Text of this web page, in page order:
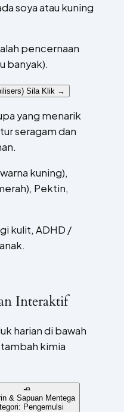
soya atau kuning
pencernaan
banyak).
Sila Klik →
yang menarik
seragam dan
kuning),
Pektin,
kulit, ADHD /
Interaktif
harian di bawah
kimia
🧈
& Sapuan Mentega
Pengemulsi